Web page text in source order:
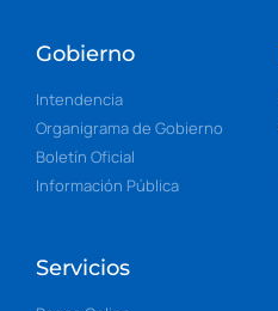
Gobierno
Intendencia
Organigrama de Gobierno
Boletín Oficial
Información Pública
Servicios